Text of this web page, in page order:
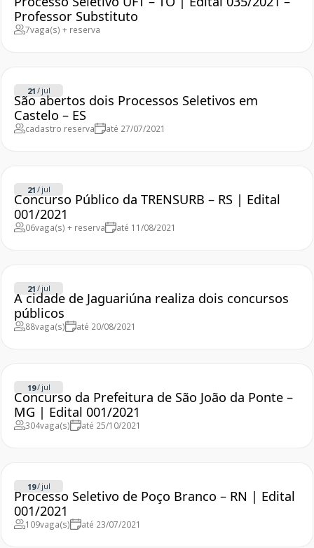
Professor Substituto
7vaga(s) + reserva
21 / jul
São abertos dois Processos Seletivos em
Castelo – ES
cadastro reserva até 27/07/2021
21 / jul
Concurso Público da TRENSURB – RS | Edital
001/2021
06vaga(s) + reserva até 11/08/2021
21 / jul
A cidade de Jaguariúna realiza dois concursos
públicos
88vaga(s) até 20/08/2021
19/ jul
Concurso da Prefeitura de São João da Ponte –
MG | Edital 001/2021
304vaga(s) até 25/10/2021
19/ jul
Processo Seletivo de Poço Branco – RN | Edital
001/2021
109vaga(s) até 23/07/2021